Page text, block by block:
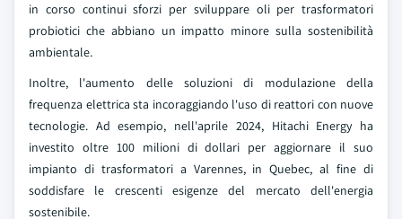
in corso continui sforzi per sviluppare oli per trasformatori
probiotici che abbiano un impatto minore sulla sostenibilità
ambientale.
Inoltre, l'aumento delle soluzioni di modulazione della
frequenza elettrica sta incoraggiando l'uso di reattori con nuove
tecnologie. Ad esempio, nell'aprile 2024, Hitachi Energy ha
investito oltre 100 milioni di dollari per aggiornare il suo
impianto di trasformatori a Varennes, in Quebec, al fine di
soddisfare le crescenti esigenze del mercato dell'energia
sostenibile.